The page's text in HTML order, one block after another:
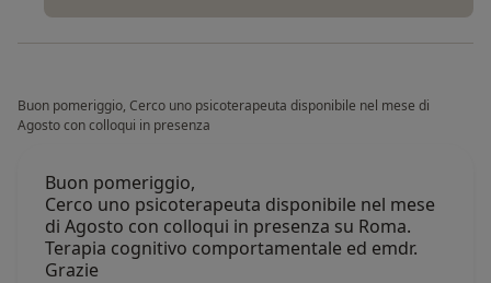
Buon pomeriggio, Cerco uno psicoterapeuta disponibile nel mese di
Agosto con colloqui in presenza
Buon pomeriggio,
Cerco uno psicoterapeuta disponibile nel mese
di Agosto con colloqui in presenza su Roma.
Terapia cognitivo comportamentale ed emdr.
Grazie